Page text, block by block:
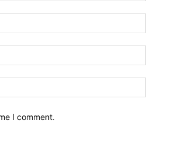
I comment.